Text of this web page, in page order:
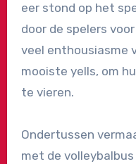
eer stond op het
door de spelers
veel enthousiasme
mooiste yells, om
te vieren.
Ondertussen
met de